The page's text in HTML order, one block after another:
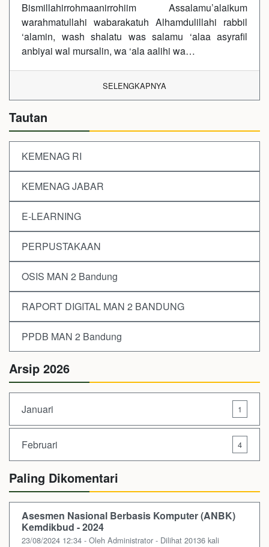
Bismillahirrohmaanirrohiim Assalamu’alaikum
warahmatullahi wabarakatuh Alhamdulillahi rabbil
‘alamin, wash shalatu was salamu ‘alaa asyrafil
anbiyai wal mursalin, wa ‘ala aalihi wa…
SELENGKAPNYA
Tautan
KEMENAG RI
KEMENAG JABAR
E-LEARNING
PERPUSTAKAAN
OSIS MAN 2 Bandung
RAPORT DIGITAL MAN 2 BANDUNG
PPDB MAN 2 Bandung
Arsip 2026
Januari 1
Februari 4
Paling Dikomentari
Asesmen Nasional Berbasis Komputer (ANBK)
Kemdikbud - 2024
23/08/2024 12:34 - Oleh Administrator - Dilihat 20136 kali